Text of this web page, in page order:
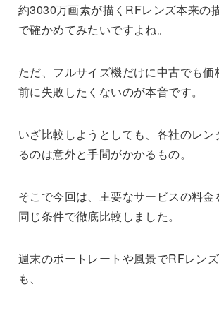
約3030万画素が描くRFレンズ本来の
で確かめてみたいですよね。
ただ、フルサイズ機だけに中古でも
前に失敗したくないのが本音です。
いざ比較しようとしても、各社のレ
るのは意外と手間がかかるもの。
そこで今回は、主要なサービスの料
同じ条件で徹底比較しました。
週末のポートレートや風景でRFレン
も、